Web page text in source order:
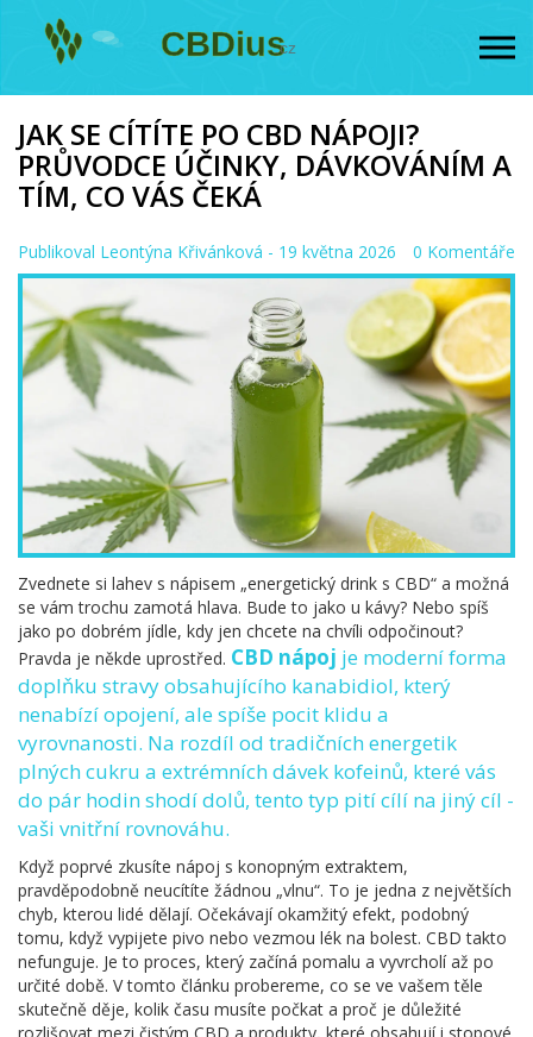
JAK SE CÍTÍTE PO CBD NÁPOJI?
PRŮVODCE ÚČINKY, DÁVKOVÁNÍM A
TÍM, CO VÁS ČEKÁ
Publikoval Leontýna Křivánková - 19 května 2026 0 Komentáře
Zvednete si lahev s nápisem „energetický drink s CBD“ a možná
se vám trochu zamotá hlava. Bude to jako u kávy? Nebo spíš
jako po dobrém jídle, kdy jen chcete na chvíli odpočinout?
Pravda je někde uprostřed. CBD nápoj je moderní forma
doplňku stravy obsahujícího kanabidiol, který
nenabízí opojení, ale spíše pocit klidu a
vyrovnanosti. Na rozdíl od tradičních energetik
plných cukru a extrémních dávek kofeinů, které vás
do pár hodin shodí dolů, tento typ pití cílí na jiný cíl -
vaši vnitřní rovnováhu.
Když poprvé zkusíte nápoj s konopným extraktem,
pravděpodobně neucítíte žádnou „vlnu“. To je jedna z největších
chyb, kterou lidé dělají. Očekávají okamžitý efekt, podobný
tomu, když vypijete pivo nebo vezmou lék na bolest. CBD takto
nefunguje. Je to proces, který začíná pomalu a vyvrcholí až po
určité době. V tomto článku probereme, co se ve vašem těle
skutečně děje, kolik času musíte počkat a proč je důležité
rozlišovat mezi čistým CBD a produkty, které obsahují i stopové